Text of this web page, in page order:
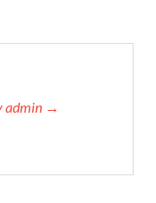
admin →